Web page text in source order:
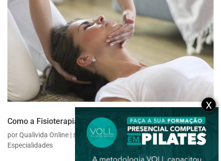
Como a Fisioterapia facial reduz os casos de bruxismo?
porQualivida Online | set 5, 2022|Fisioterapia Específica,Outras
Especialidades
X